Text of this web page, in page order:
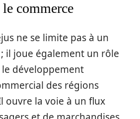
commerce
ne se limite pas à un
il joue également un rôle
développement
des régions
ouvre la voie à un flux